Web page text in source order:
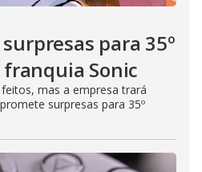
para 35º
Sonic
mas a empresa trará
surpresas para 35º